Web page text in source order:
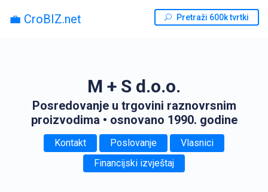
💼 CroBIZ.net Pretraži 600k tvrtki
M + S d.o.o.
Posredovanje u trgovini raznovrsnim
proizvodima • osnovano 1990. godine
Kontakt Poslovanje
Vlasnici
Financijski izvještaj